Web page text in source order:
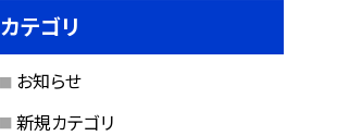
カテゴリ
お知らせ
新規カテゴリ